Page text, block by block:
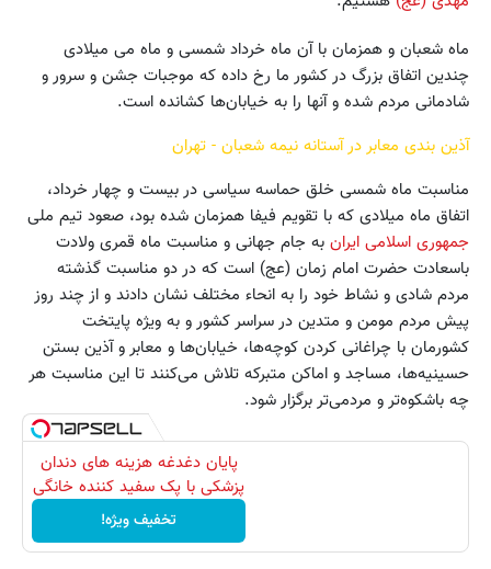
ماه شعبان و همزمان با آن ماه خرداد شمسی و ماه می میلادی
چندین اتفاق بزرگ در کشور ما رخ داده که موجبات جشن و سرور و
شادمانی مردم شده و آنها را به خیابان‌ها کشانده است.
آذین بندی معابر در آستانه نیمه شعبان - تهران
مناسبت ماه شمسی خلق حماسه سیاسی در بیست و چهار خرداد،
اتفاق ماه میلادی که با تقویم فیفا همزمان شده بود، صعود تیم ملی
جمهوری اسلامی ایران به جام جهانی و مناسبت ماه قمری ولادت
باسعادت حضرت امام زمان (عج) است که در دو مناسبت گذشته
مردم شادی و نشاط خود را به انحاء مختلف نشان دادند و از چند روز
پیش مردم مومن و متدین در سراسر کشور و به ویژه پایتخت
کشورمان با چراغانی کردن کوچه‌ها، خیابان‌ها و معابر و آذین بستن
حسینیه‌ها، مساجد و اماکن متبرکه تلاش می‌کنند تا این مناسبت هر
چه باشکوه‌تر و مردمی‌تر برگزار شود.
پایان دغدغه هزینه های دندان
پزشکی با پک سفید کننده خانگی
تخفیف ویژه!